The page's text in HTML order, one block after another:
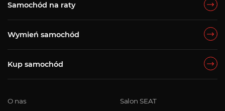
Samochód na raty
Wymień samochód
Kup samochód
O nas
Salon SEAT